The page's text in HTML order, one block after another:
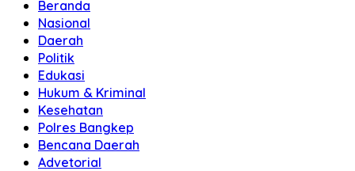
Beranda
Nasional
Daerah
Politik
Edukasi
Hukum & Kriminal
Kesehatan
Polres Bangkep
Bencana Daerah
Advetorial